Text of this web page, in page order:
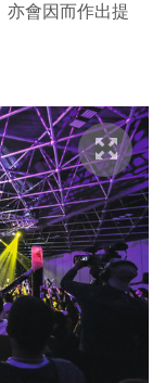
亦會因而作出提